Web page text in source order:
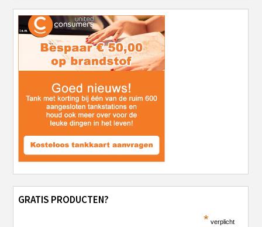
GRATIS PRODUCTEN?
* verplicht